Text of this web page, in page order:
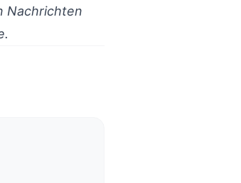
Nachrichten